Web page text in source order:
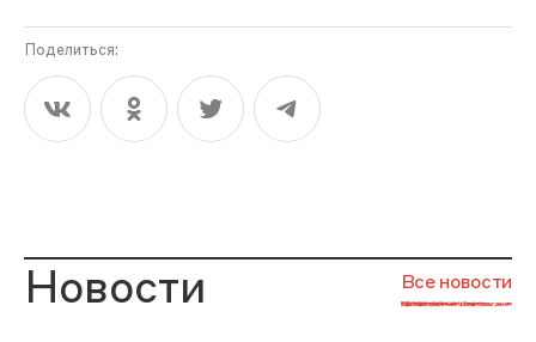
Поделиться:
Новости Все новости